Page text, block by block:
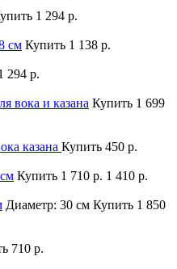
1 294 р.
см Купить 1 138 р.
294 р.
вока и казана Купить 1 699
казана Купить 450 р.
Купить 1 710 р. 1 410 р.
Диаметр: 30 см Купить 1 850
710 р.